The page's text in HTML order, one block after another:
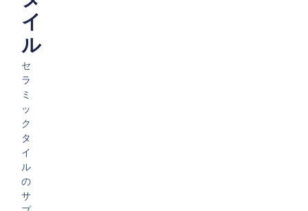
イ
ル
セ
ラ
ミ
ッ
ク
タ
イ
ル
の
サ